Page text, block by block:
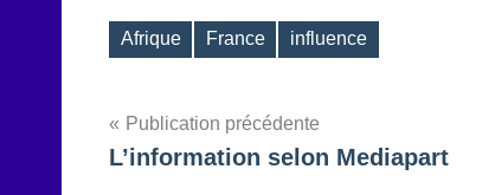
Étiquettes
Afrique France influence
Navigation
de
Publication précédente
L’information selon Mediapart